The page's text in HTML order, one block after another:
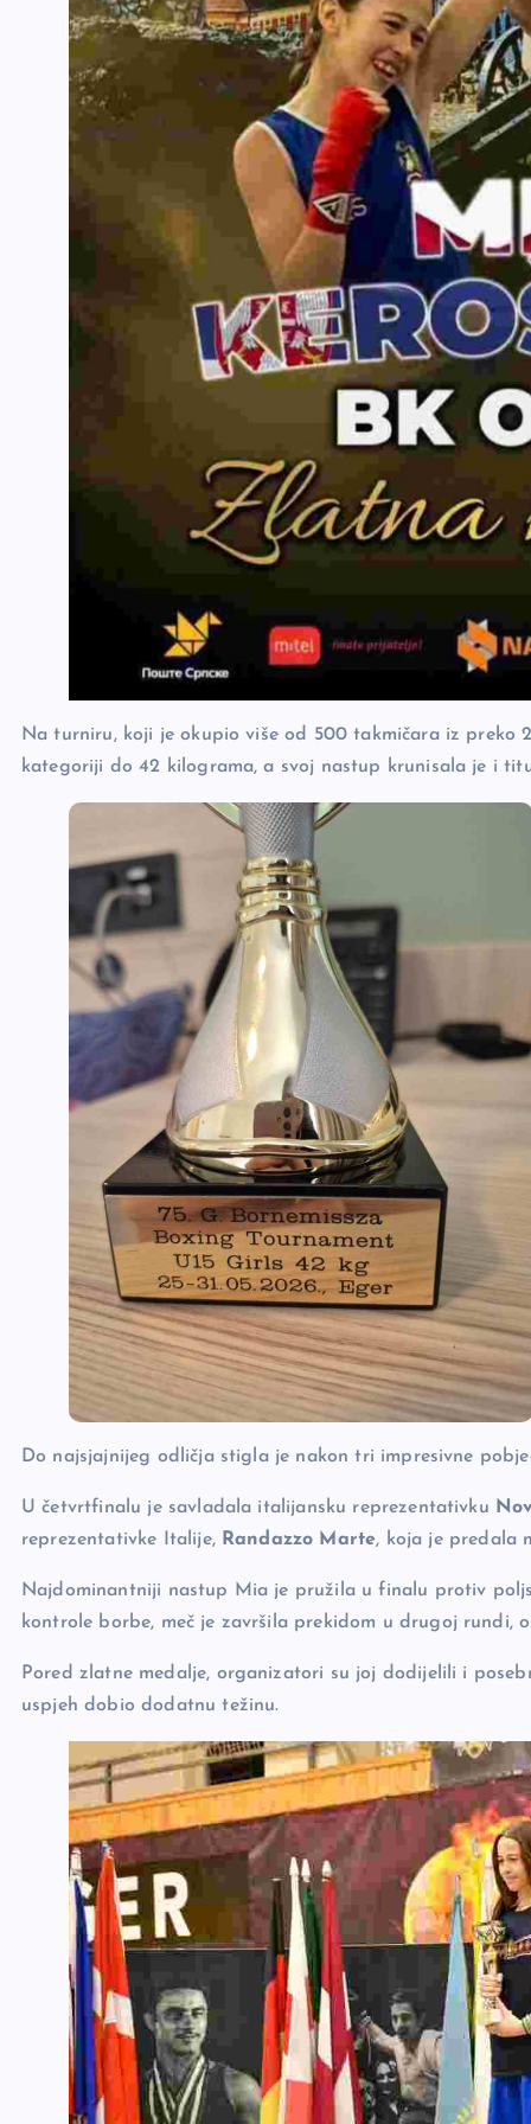
Na turniru, koji je okupio više od 500 takmičara iz preko
kategoriji do 42 kilograma, a svoj nastup krunisala je i
Do najsjajnijeg odličja stigla je nakon tri impresivne
U četvrtfinalu je savladala italijansku reprezentativku
reprezentativke Italije, Randazzo Marte, koja je predala
Najdominantniji nastup Mia je pružila u finalu protiv
kontrole borbe, meč je završila prekidom u drugoj rundi,
Pored zlatne medalje, organizatori su joj dodijelili i
uspjeh dobio dodatnu težinu.